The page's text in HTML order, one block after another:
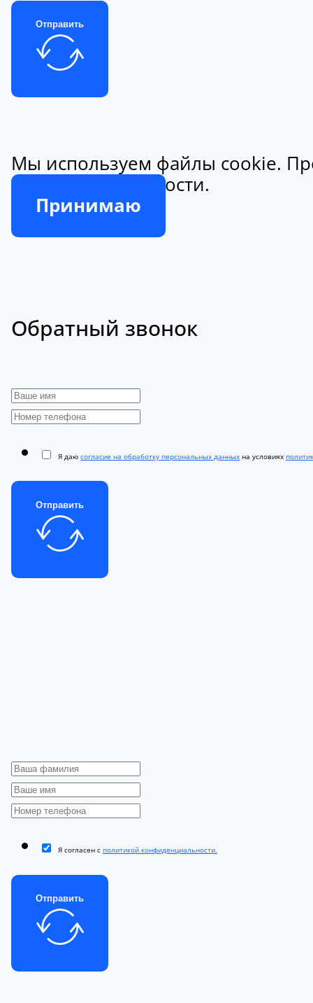
Отправить
Мы используем файлы cookie.
конфиденциальности.
Принимаю
Обратный звонок
Я даю согласие на обработку персональных данных на условиях
Отправить
Я согласен с политикой конфиденциальности.
Отправить